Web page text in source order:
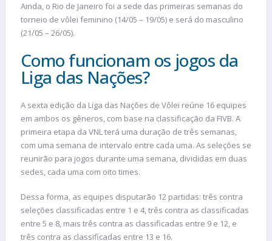
Ainda, o Rio de Janeiro foi a sede das primeiras semanas do
torneio de vôlei feminino (14/05 – 19/05) e será do masculino
(21/05 – 26/05).
Como funcionam os jogos da
Liga das Nações?
A sexta edição da Liga das Nações de Vôlei reúne 16 equipes
em ambos os gêneros, com base na classificação da FIVB. A
primeira etapa da VNL terá uma duração de três semanas,
com uma semana de intervalo entre cada uma. As seleções se
reunirão para jogos durante uma semana, divididas em duas
sedes, cada uma com oito times.
Dessa forma, as equipes disputarão 12 partidas: três contra
seleções classificadas entre 1 e 4, três contra as classificadas
entre 5 e 8, mais três contra as classificadas entre 9 e 12, e
três contra as classificadas entre 13 e 16.